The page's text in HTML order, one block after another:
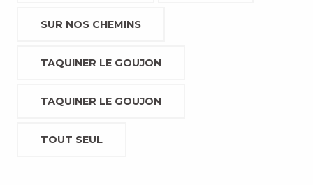
SUR NOS CHEMINS
TAQUINER LE GOUJON
TAQUINER LE GOUJON
TOUT SEUL